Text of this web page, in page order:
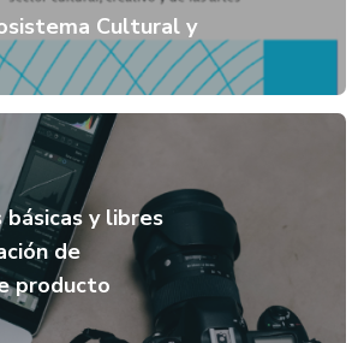
Cultural y
y libres
de
producto